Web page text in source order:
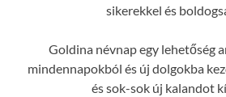
sikerekkel és
Goldina névnap egy lehetőség
mindennapokból és új dolgokba
és sok-sok új kalandot